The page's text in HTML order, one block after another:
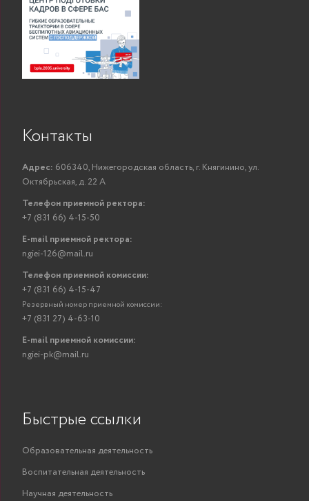
Контакты
Адрес: 606340, Нижегородская область, г. Княгинино, ул.
Октябрьская, д. 22 А
Телефон приемной ректора:
+7 (831 66) 4-15-50
E-mail приемной ректора:
ngiei-126@mail.ru
Телефон приемной комиссии:
+7 (831 66) 4-15-47
Резервный номер приемной комиссии:
+7 (831 27) 4-63-10
E-mail приемной комиссии:
ngiei-pk@mail.ru
Быстрые ссылки
Образовательная деятельность
Воспитательная деятельность
Научная деятельность